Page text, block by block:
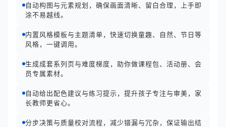
自动构图与元素规划，确保画面清晰、留白合理，上手即
涂不易越线。
内置风格模板与主题清单，快速切换童趣、自然、节日等
风格，一键调用。
生成成套系列页与难度梯度，助你做课程包、活动册、会
员专属素材。
自动给出配色建议与练习提示，提升孩子专注与审美，家
长教师更省心。
分步决策与质量校对流程，减少错漏与冗杂，保证输出结